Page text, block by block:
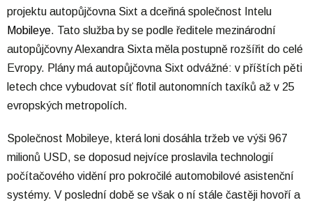
projektu autopůjčovna Sixt a dceřiná společnost Intelu
Mobileye. Tato služba by se podle ředitele mezinárodní
autopůjčovny Alexandra Sixta měla postupně rozšířit do celé
Evropy. Plány má autopůjčovna Sixt odvážné: v příštích pěti
letech chce vybudovat síť flotil autonomních taxíků až v 25
evropských metropolích.
Společnost Mobileye, která loni dosáhla tržeb ve výši 967
milionů USD, se doposud nejvíce proslavila technologií
počítačového vidění pro pokročilé automobilové asistenční
systémy. V poslední době se však o ní stále častěji hovoří a